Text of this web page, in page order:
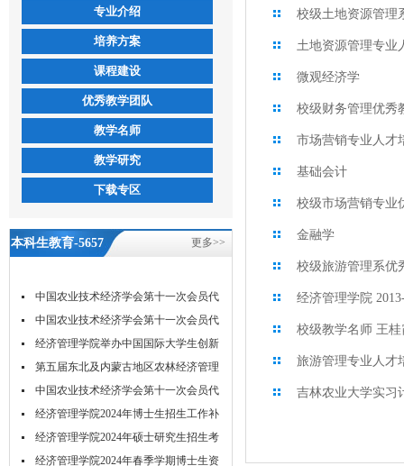
专业介绍
培养方案
课程建设
优秀教学团队
教学名师
教学研究
下载专区
本科生教育-5657 更多>>
中国农业技术经济学会第十一次会员代
表...
中国农业技术经济学会第十一次会员代
表...
经济管理学院举办中国国际大学生创新
大...
第五届东北及内蒙古地区农林经济管理
学...
中国农业技术经济学会第十一次会员代
表...
经济管理学院2024年博士生招生工作补
充...
经济管理学院2024年硕士研究生招生考
试...
经济管理学院2024年春季学期博士生资
校级土地资源管理
土地资源管理专业
微观经济学
校级财务管理优秀
市场营销专业人才
基础会计
校级市场营销专业
金融学
校级旅游管理系优
经济管理学院
校级教学名师 王桂
旅游管理专业人才
吉林农业大学实习